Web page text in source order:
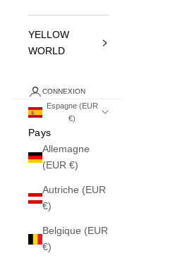
YELLOW
WORLD
CONNEXION
Espagne (EUR
€)
Pays
Allemagne
(EUR €)
Autriche (EUR
€)
Belgique (EUR
€)